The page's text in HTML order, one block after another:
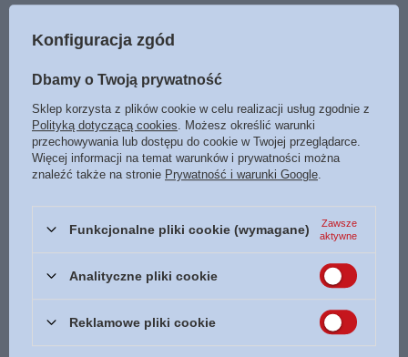
Burka miłości - Reyes
44,90 zł szt.
Uwspółcześniona Biblia
ekoskóra PU F1 złoto granat -
gruby papier
Konfiguracja zgód
Dbamy o Twoją prywatność
Sklep korzysta z plików cookie w celu realizacji usług zgodnie z
Polityką dotyczącą cookies . Możesz określić warunki
przechowywania lub dostępu do cookie w Twojej przeglądarce.
Więcej informacji na temat warunków i prywatności można
znaleźć także na stronie Prywatność i warunki Google
Funkcjonalne pliki cookie (wymagane)
Zawsze
aktywne
Analityczne pliki cookie
Reklamowe pliki cookie